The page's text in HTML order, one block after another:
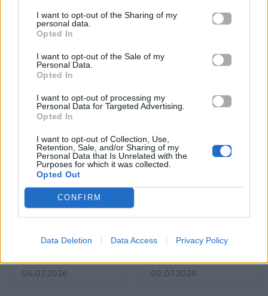
I want to opt-out of the Sharing of my
personal data.
Opted In
I want to opt-out of the Sale of my
Personal Data.
Opted In
I want to opt-out of processing my
Personal Data for Targeted Advertising.
Opted In
I want to opt-out of Collection, Use,
Retention, Sale, and/or Sharing of my
Personal Data that Is Unrelated with the
Purposes for which it was collected.
Opted Out
CONFIRM
Data Deletion Data Access Privacy Policy
μουσική σκηνή
Δες επίσης
Life
Καλοκαίρι στην Αττική
με επιφυλάξεις – Ποιες
04.07.2026
Life
Το πιο επικίνδυνο
σκαρφάλωσε στο
Empire State Building
02.07.2026